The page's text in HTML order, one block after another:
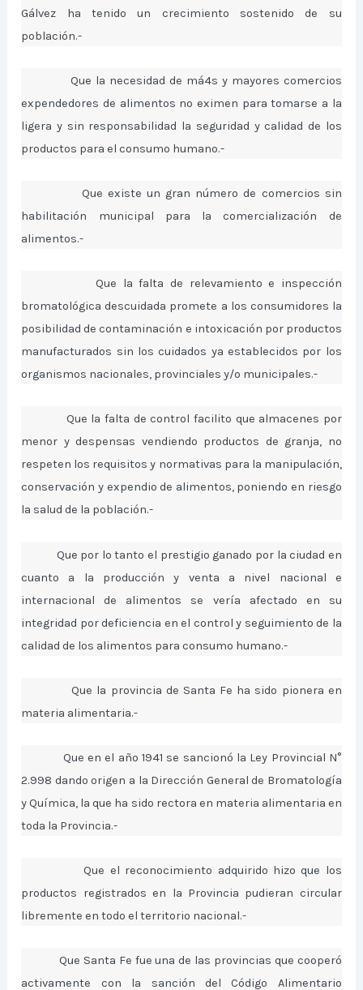
Gálvez ha tenido un crecimiento sostenido de su
población.-
Que la necesidad de má4s y mayores comercios
expendedores de alimentos no eximen para tomarse a la
ligera y sin responsabilidad la seguridad y calidad de los
productos para el consumo humano.-
Que existe un gran número de comercios sin
habilitación municipal para la comercialización de
alimentos.-
Que la falta de relevamiento e inspección
bromatológica descuidada promete a los consumidores la
posibilidad de contaminación e intoxicación por productos
manufacturados sin los cuidados ya establecidos por los
organismos nacionales, provinciales y/o municipales.-
Que la falta de control facilito que almacenes por
menor y despensas vendiendo productos de granja, no
respeten los requisitos y normativas para la manipulación,
conservación y expendio de alimentos, poniendo en riesgo
la salud de la población.-
Que por lo tanto el prestigio ganado por la ciudad en
cuanto a la producción y venta a nivel nacional e
internacional de alimentos se vería afectado en su
integridad por deficiencia en el control y seguimiento de la
calidad de los alimentos para consumo humano.-
Que la provincia de Santa Fe ha sido pionera en
materia alimentaria.-
Que en el año 1941 se sancionó la Ley Provincial N°
2.998 dando origen a la Dirección General de Bromatología
y Química, la que ha sido rectora en materia alimentaria en
toda la Provincia.-
Que el reconocimiento adquirido hizo que los
productos registrados en la Provincia pudieran circular
libremente en todo el territorio nacional.-
Que Santa Fe fue una de las provincias que cooperó
activamente con la sanción del Código Alimentario